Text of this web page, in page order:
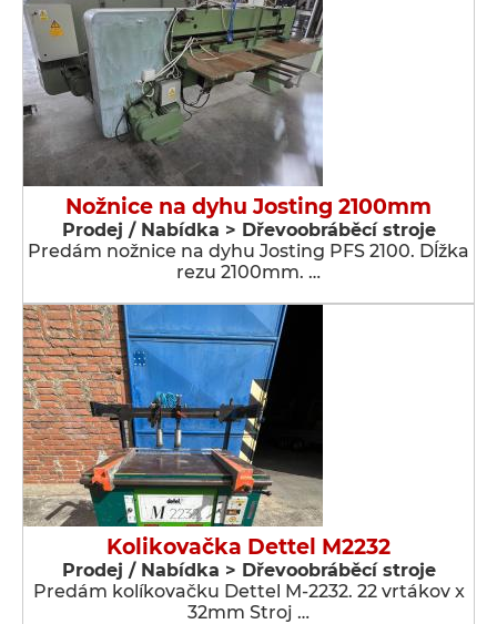
Nožnice na dyhu Josting 2100mm
Prodej / Nabídka > Dřevoobráběcí stroje
Predám nožnice na dyhu Josting PFS 2100. Dĺžka
rezu 2100mm. …
Kolikovačka Dettel M2232
Prodej / Nabídka > Dřevoobráběcí stroje
Predám kolíkovačku Dettel M-2232. 22 vrtákov x
32mm Stroj …